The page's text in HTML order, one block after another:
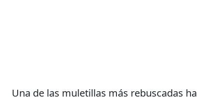
Una de las muletillas más rebuscadas ha